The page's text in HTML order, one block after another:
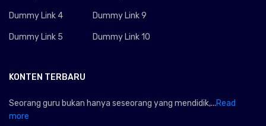
Dummy Link 4
Dummy Link 5
Dummy Link 9
Dummy Link 10
KONTEN TERBARU
Seorang guru bukan hanya seseorang yang mendidik,...Read
more